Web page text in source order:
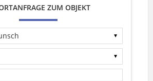
ZUM OBJEKT